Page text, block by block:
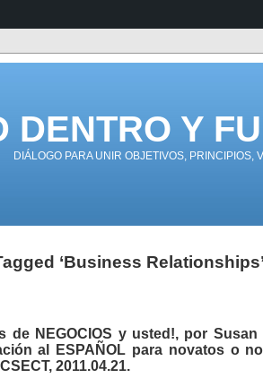
DENTRO Y
DIÁLOGO PARA UNIR OBJETIVOS, PRINCIPIOS,
‘Business Relationships’
de NEGOCIOS y usted!, por Susan
al ESPAÑOL para novatos o
2011.04.21.